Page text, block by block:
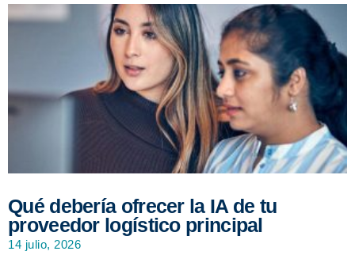
Qué debería ofrecer la IA de tu
proveedor logístico principal
14 julio, 2026